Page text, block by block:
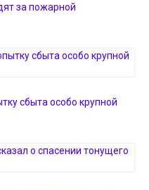
за пожарной
сбыта особо крупной